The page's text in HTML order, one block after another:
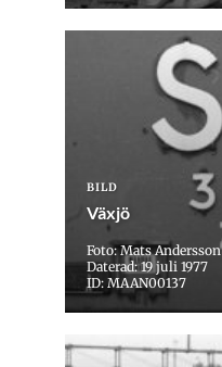
BILD
Växjö
Foto: Mats Andersson
Daterad: 19 juli 1977
ID: MAAN00137